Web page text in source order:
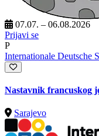
07.07. – 06.08.2026
Prijavi se
P
Internationale Deutsche
Nastavnik francuskog
Sarajevo